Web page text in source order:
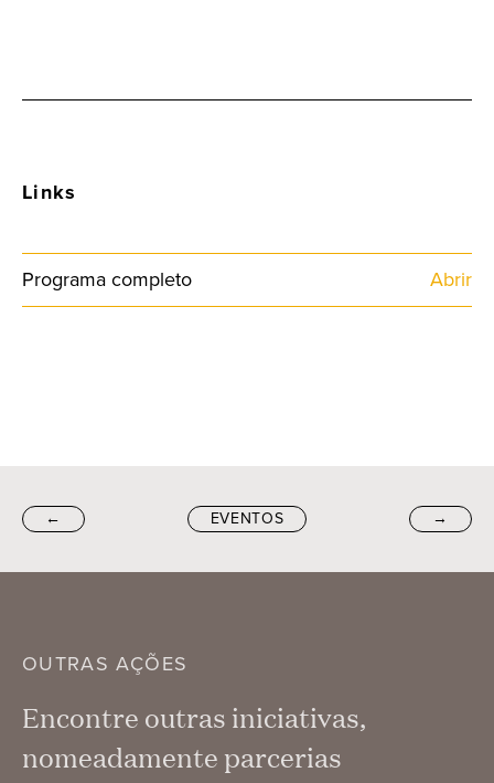
Links
Programa completo Abrir
← EVENTOS →
OUTRAS AÇÕES
Encontre outras iniciativas,
nomeadamente parcerias